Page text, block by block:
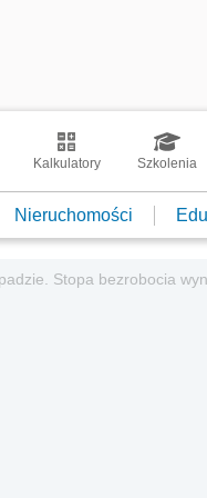
Kalkulatory Szkolenia
Nieruchomości
Stopa bezrobocia